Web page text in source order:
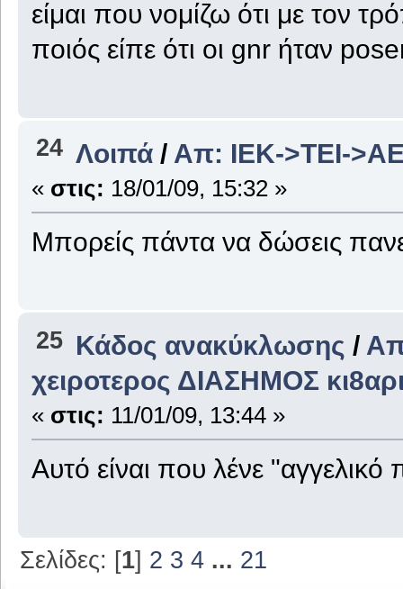
είμαι που νομίζω ότι με τον
ποιός είπε ότι οι gnr ήταν
24 Λοιπά / Απ: ΙΕΚ->ΤΕΙ-
« στις: 18/01/09, 15:32 »
Μπορείς πάντα να δώσεις
25 Κάδος ανακύκλωσης /
χειροτερος ΔΙΑΣΗΜΟΣ
« στις: 11/01/09, 13:44 »
Αυτό είναι που λένε "αγγελικό
Σελίδες: [1] 2 3 4 ... 21